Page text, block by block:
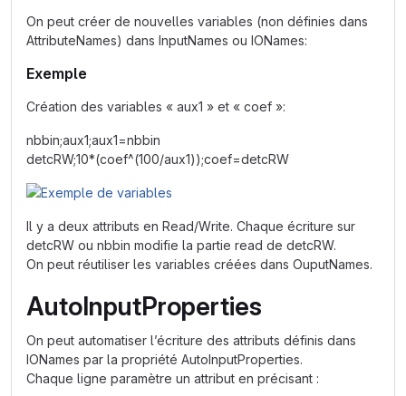
On peut créer de nouvelles variables (non définies dans
AttributeNames) dans InputNames ou IONames:
Exemple
Création des variables « aux1 » et « coef »:
nbbin;aux1;aux1=nbbin
detcRW;10*(coef^(100/aux1));coef=detcRW
Il y a deux attributs en Read/Write. Chaque écriture sur
detcRW ou nbbin modifie la partie read de detcRW.
On peut réutiliser les variables créées dans OuputNames.
AutoInputProperties
On peut automatiser l’écriture des attributs définis dans
IONames par la propriété AutoInputProperties.
Chaque ligne paramètre un attribut en précisant :